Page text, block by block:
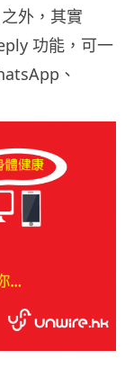
外，其實
功能，可一
、